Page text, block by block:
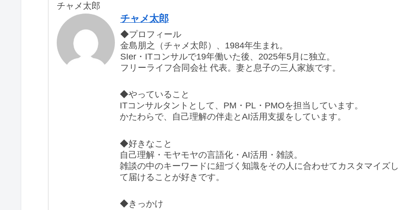
チャメ太郎
チャメ太郎
◆プロフィール
金島朋之（チャメ太郎）、1984年生まれ。
SIer・ITコンサルで19年働いた後、2025年5月に独立。
フリーライフ合同会社 代表。妻と息子の三人家族です。
◆やっていること
ITコンサルタントとして、PM・PL・PMOを担当しています。
かたわらで、自己理解の伴走とAI活用支援をしています。
◆好きなこと
自己理解・モヤモヤの言語化・AI活用・雑談。
雑談の中のキーワードに紐づく知識をその人に合わせてカスタマイズし
て届けることが好きです。
◆きっかけ